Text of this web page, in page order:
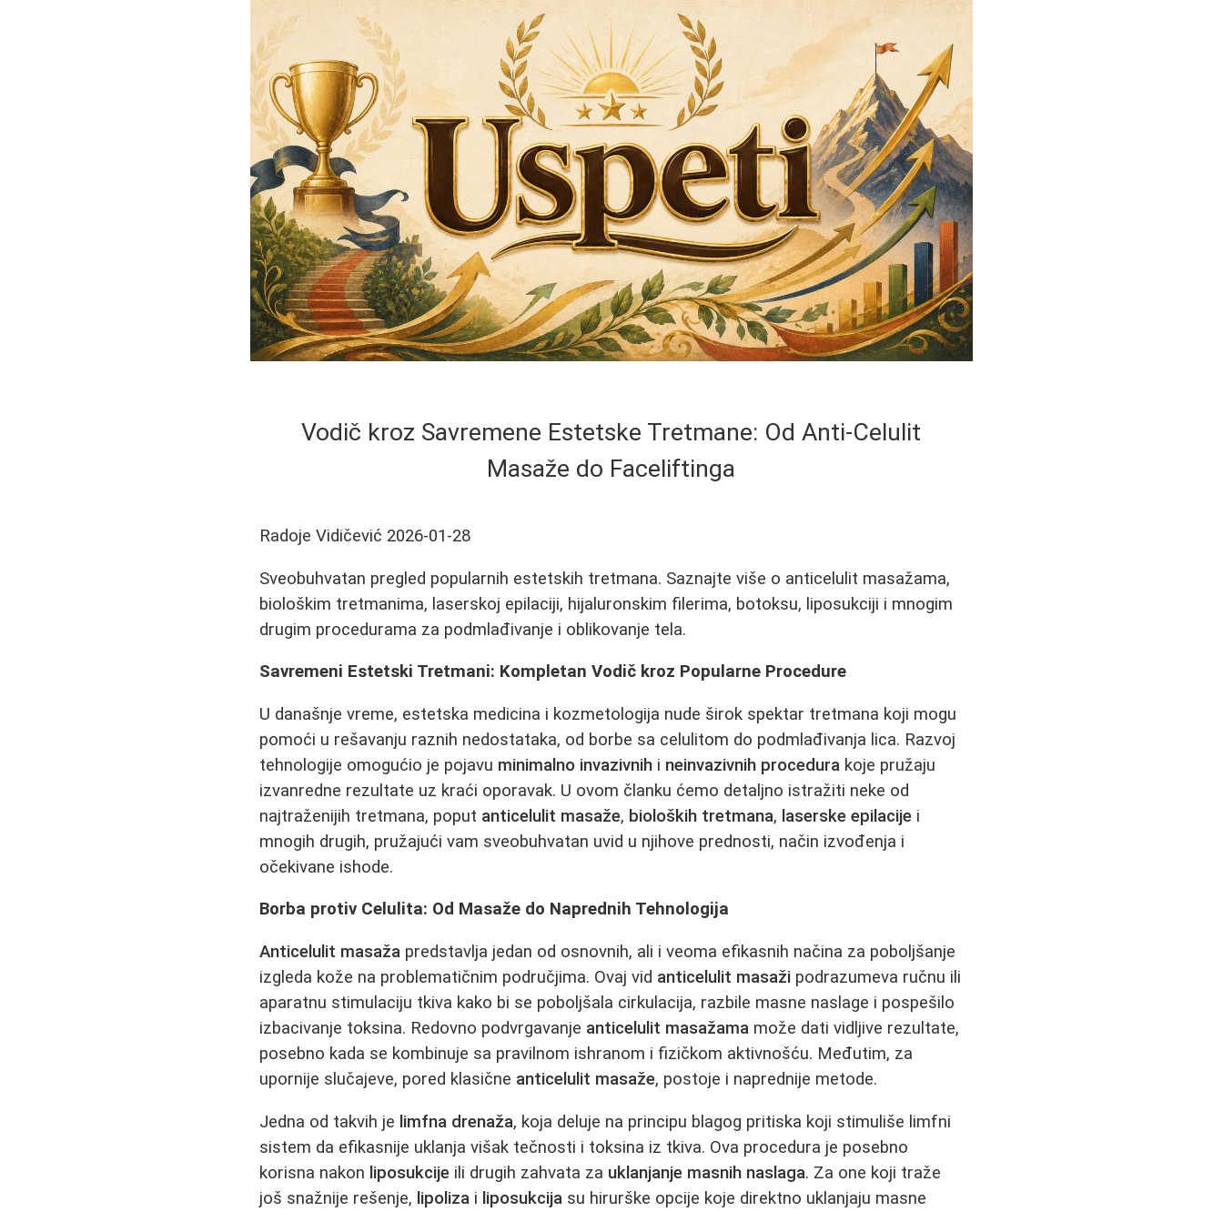
Vodič kroz Savremene Estetske Tretmane: Od Anti-Celulit
Masaže do Faceliftinga
Radoje Vidičević 2026-01-28
Sveobuhvatan pregled popularnih estetskih tretmana. Saznajte više o anticelulit masažama,
biološkim tretmanima, laserskoj epilaciji, hijaluronskim filerima, botoksu, liposukciji i mnogim
drugim procedurama za podmlađivanje i oblikovanje tela.
Savremeni Estetski Tretmani: Kompletan Vodič kroz Popularne Procedure
U današnje vreme, estetska medicina i kozmetologija nude širok spektar tretmana koji mogu
pomoći u rešavanju raznih nedostataka, od borbe sa celulitom do podmlađivanja lica. Razvoj
tehnologije omogućio je pojavu minimalno invazivnih i neinvazivnih procedura koje pružaju
izvanredne rezultate uz kraći oporavak. U ovom članku ćemo detaljno istražiti neke od
najtraženijih tretmana, poput anticelulit masaže, bioloških tretmana, laserske epilacije i
mnogih drugih, pružajući vam sveobuhvatan uvid u njihove prednosti, način izvođenja i
očekivane ishode.
Borba protiv Celulita: Od Masaže do Naprednih Tehnologija
Anticelulit masaža predstavlja jedan od osnovnih, ali i veoma efikasnih načina za poboljšanje
izgleda kože na problematičnim područjima. Ovaj vid anticelulit masaži podrazumeva ručnu ili
aparatnu stimulaciju tkiva kako bi se poboljšala cirkulacija, razbile masne naslage i pospešilo
izbacivanje toksina. Redovno podvrgavanje anticelulit masažama može dati vidljive rezultate,
posebno kada se kombinuje sa pravilnom ishranom i fizičkom aktivnošću. Međutim, za
upornije slučajeve, pored klasične anticelulit masaže, postoje i naprednije metode.
Jedna od takvih je limfna drenaža, koja deluje na principu blagog pritiska koji stimuliše limfni
sistem da efikasnije uklanja višak tečnosti i toksina iz tkiva. Ova procedura je posebno
korisna nakon liposukcije ili drugih zahvata za uklanjanje masnih naslaga. Za one koji traže
još snažnije rešenje, lipoliza i liposukcija su hirurške opcije koje direktno uklanjaju masne